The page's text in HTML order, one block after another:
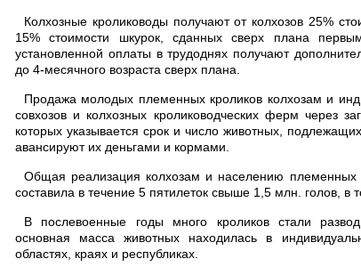
Колхозные кролиководы получают от колхозов 25%
15% стоимости шкурок, сданных сверх плана
установленной оплаты в трудоднях получают
до 4-месячного возраста сверх плана.
Продажа молодых племенных кроликов колхозам и
совхозов и колхозных кролиководческих ферм через
которых указывается срок и число животных,
авансируют их деньгами и кормами.
Общая реализация колхозам и населению племенных
составила в течение 5 пятилеток свыше 1,5 млн. голов, в
В послевоенные годы много кроликов стали
основная масса животных находилась в
областях, краях и республиках.